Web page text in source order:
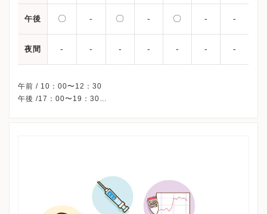
午後 〇 - 〇 - 〇 - -
夜間 - - - - - - -
午前 / 10：00〜12：30
午後 /17：00〜19：30